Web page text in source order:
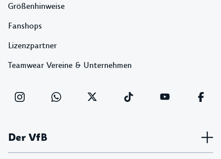
Größenhinweise
Fanshops
Lizenzpartner
Teamwear Vereine & Unternehmen
Der VfB